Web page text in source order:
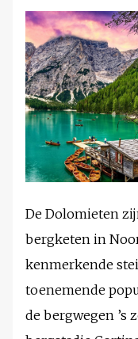
De Dolomieten
bergketen in
kenmerkende
toenemende
de bergwegen ’s